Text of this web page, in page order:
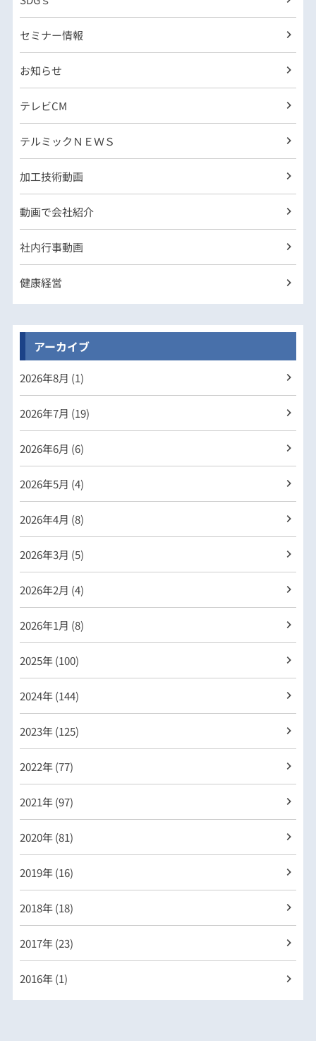
セミナー情報
お知らせ
テレビCM
テルミックＮＥＷＳ
加工技術動画
動画で会社紹介
社内行事動画
健康経営
アーカイブ
2026年8月 (1)
2026年7月 (19)
2026年6月 (6)
2026年5月 (4)
2026年4月 (8)
2026年3月 (5)
2026年2月 (4)
2026年1月 (8)
2025年 (100)
2024年 (144)
2023年 (125)
2022年 (77)
2021年 (97)
2020年 (81)
2019年 (16)
2018年 (18)
2017年 (23)
2016年 (1)